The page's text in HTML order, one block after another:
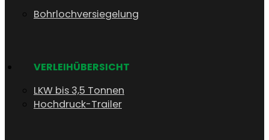
Bohrlochversiegelung
VERLEIHÜBERSICHT
LKW bis 3,5 Tonnen
Hochdruck-Trailer